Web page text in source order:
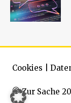
© Zur Sache
Cookies